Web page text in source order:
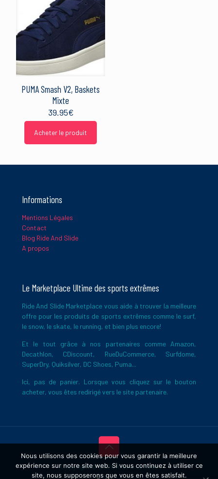
PUMA Smash V2, Baskets
Mixte
39.95€
Acheter le produit
Informations
Mentions Légales
Contact
Blog Ride And Slide
A propos
Le Marketplace Ultime des sports extrêmes
Ride And Slide Marketplace vous aide à trouver la meilleure
offre pour les produits de sports extrêmes comme le surf,
le snow, le skate, le running, et bien plus encore!
Et le tout grâce à nos partenaires comme Amazon,
Decathlon, CDiscount, RueDuCommerce, Surfdome,
SuperDry, Quiksilver, DC Shoes, Puma...
Ici, pas de panier. Lorsque vous cliquez sur le bouton
acheter, vous êtes redirigé vers le site partenaire.
Copyright © 2026 Ride And Slide
Nous utilisons des cookies pour vous garantir la meilleure
expérience sur notre site web. Si vous continuez à utiliser ce
site, nous supposerons que vous en êtes satisfait.